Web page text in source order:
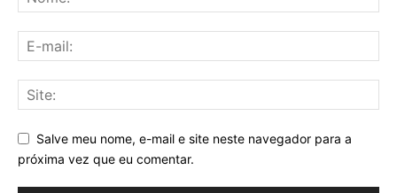
Salve meu nome, e-mail e site neste navegador para a
próxima vez que eu comentar.